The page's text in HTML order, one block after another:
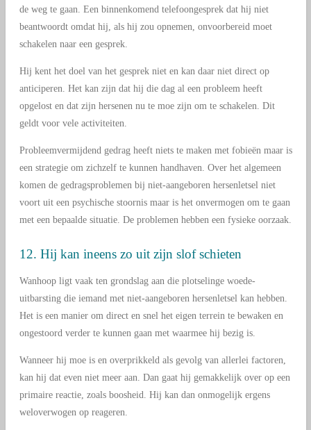
de weg te gaan. Een binnenkomend telefoongesprek dat hij niet
beantwoordt omdat hij, als hij zou opnemen, onvoorbereid moet
schakelen naar een gesprek.
Hij kent het doel van het gesprek niet en kan daar niet direct op
anticiperen. Het kan zijn dat hij die dag al een probleem heeft
opgelost en dat zijn hersenen nu te moe zijn om te schakelen. Dit
geldt voor vele activiteiten.
Probleemvermijdend gedrag heeft niets te maken met fobieën maar is
een strategie om zichzelf te kunnen handhaven. Over het algemeen
komen de gedragsproblemen bij niet-aangeboren hersenletsel niet
voort uit een psychische stoornis maar is het onvermogen om te gaan
met een bepaalde situatie. De problemen hebben een fysieke oorzaak.
12. Hij kan ineens zo uit zijn slof schieten
Wanhoop ligt vaak ten grondslag aan die plotselinge woede-
uitbarsting die iemand met niet-aangeboren hersenletsel kan hebben.
Het is een manier om direct en snel het eigen terrein te bewaken en
ongestoord verder te kunnen gaan met waarmee hij bezig is.
Wanneer hij moe is en overprikkeld als gevolg van allerlei factoren,
kan hij dat even niet meer aan. Dan gaat hij gemakkelijk over op een
primaire reactie, zoals boosheid. Hij kan dan onmogelijk ergens
weloverwogen op reageren.